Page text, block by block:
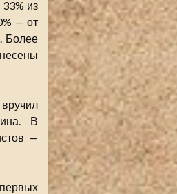
из
— от
Более
В
—